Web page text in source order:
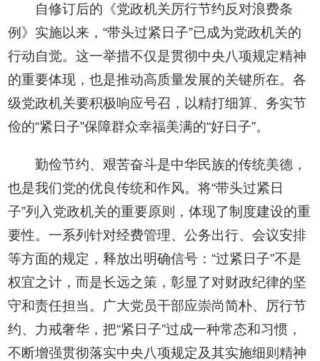
自修订后的《党政机关厉行节约反对浪费条
例》实施以来，“带头过紧日子”已成为党政机关的
行动自觉。这一举措不仅是贯彻中央八项规定精神
的重要体现，也是推动高质量发展的关键所在。各
级党政机关要积极响应号召，以精打细算、务实节
俭的“紧日子”保障群众幸福美满的“好日子”。
勤俭节约、艰苦奋斗是中华民族的传统美德，
也是我们党的优良传统和作风。将“带头过紧日
子”列入党政机关的重要原则，体现了制度建设的重
要性。一系列针对经费管理、公务出行、会议安排
等方面的规定，释放出明确信号：“过紧日子”不是
权宜之计，而是长远之策，彰显了对财政纪律的坚
守和责任担当。广大党员干部应崇尚简朴、厉行节
约、力戒奢华，把“紧日子”过成一种常态和习惯，
不断增强贯彻落实中央八项规定及其实施细则精神